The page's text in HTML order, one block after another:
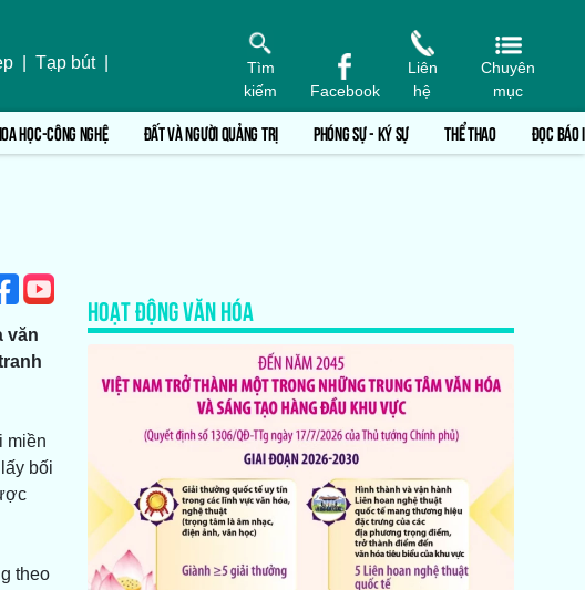
Tạp bút
Tìm
kiếm
Facebook
Liên
hệ
Chuyên
mục
HỌC-CÔNG NGHỆ ĐẤT VÀ NGƯỜI QUẢNG TRỊ PHÓNG SỰ - KÝ SỰ THỂ THAO ĐỌC BÁO
văn
miền
bối
theo
HOẠT ĐỘNG VĂN HÓA